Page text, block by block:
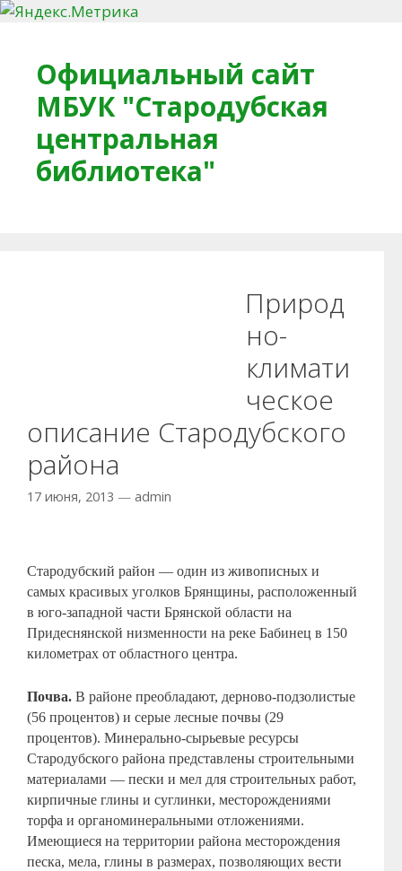
Официальный сайт
МБУК "Стародубская
центральная
библиотека"
Природ
но-
климати
ческое
описание Стародубского
района
17 июня, 2013 — admin
Стародубский район — один из живописных и
самых красивых уголков Брянщины, расположенный
в юго-западной части Брянской области на
Придеснянской низменности на реке Бабинец в 150
километрах от областного центра.
Почва. В районе преобладают, дерново-подзолистые
(56 процентов) и серые лесные почвы (29
процентов). Минерально-сырьевые ресурсы
Стародубского района представлены строительными
материалами — пески и мел для строительных работ,
кирпичные глины и суглинки, месторождениями
торфа и органоминеральными отложениями.
Имеющиеся на территории района месторождения
песка, мела, глины в размерах, позволяющих вести